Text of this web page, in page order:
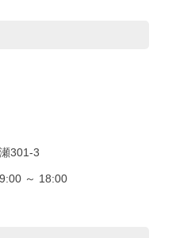
301-3
～ 18:00